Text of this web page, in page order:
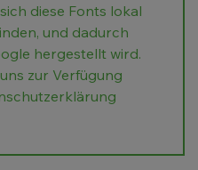
diese Fonts lokal
und dadurch
hergestellt wird.
zur Verfügung